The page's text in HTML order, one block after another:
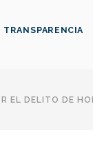
TRANSPARENCIA
EL DELITO DE